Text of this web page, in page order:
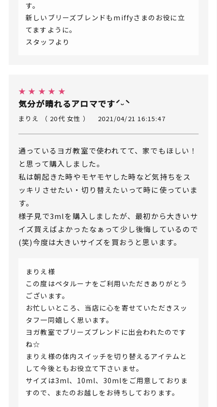
す。
新しいブリーズブレンドもmiffyさまのお役に立
てますように。
スタッフより
★ ★ ★ ★ ★
気分が晴れるアロマですˊᵕˋ
まりえ （ 20代 女性 ） 2021/04/21 16:15:47
通っているヨガ教室で使われてて、家でもほしい！
と思って購入しました。
私は朝起きた時やモヤモヤした時など気持ちをス
ッキリさせたい・切り替えたいって時に使っていま
す。
様子見で3mlを購入しましたが、最初から大きいサ
イズ買えばよかったなぁって少し後悔しているので
(笑)今度は大きいサイズを買おうと思います。
まりえ様
この度はペタルーナをご利用いただきありがとう
ございます。
お忙しいところ、当店に心を寄せていただきスッ
タフ一同嬉しく思います。
ヨガ教室でブリーズブレンドに出会われたのです
ね☆
まりえ様の体内スイッチを切り替えるアイテムと
して今後ともお役立て下さいませ。
サイズは3ml、10ml、30mlをご用意しておりま
すので、またのお越しをお待ちしております。